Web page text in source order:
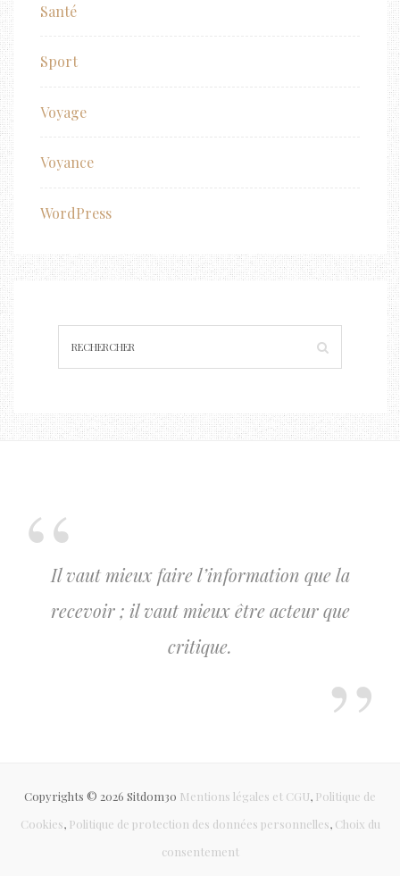
Santé
Sport
Voyage
Voyance
WordPress
Il vaut mieux faire l’information que la
recevoir ; il vaut mieux être acteur que
critique.
Copyrights © 2026 Sitdom30 Mentions légales et CGU, Politique de
Cookies, Politique de protection des données personnelles, Choix du
consentement